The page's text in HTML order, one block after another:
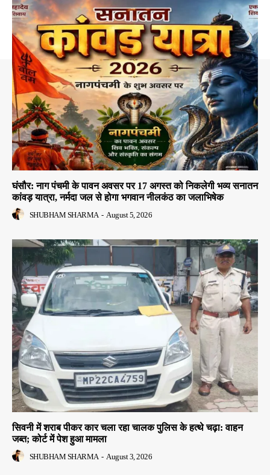
घंसौर: नाग पंचमी के पावन अवसर पर 17 अगस्त को निकलेगी भव्य सनातन
कांवड़ यात्रा, नर्मदा जल से होगा भगवान नीलकंठ का जलाभिषेक
SHUBHAM SHARMA - August 5, 2026
सिवनी में शराब पीकर कार चला रहा चालक पुलिस के हत्थे चढ़ा: वाहन
जब्त; कोर्ट में पेश हुआ मामला
SHUBHAM SHARMA - August 3, 2026